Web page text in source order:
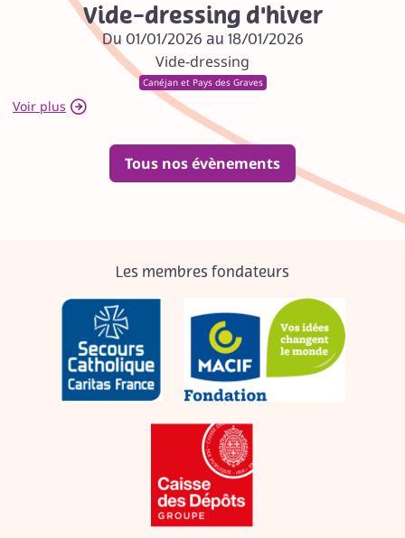
Vide-dressing d'hiver
Du 01/01/2026 au 18/01/2026
Vide-dressing
Canéjan et Pays des Graves
Voir plus
Tous nos évènements
Les membres fondateurs